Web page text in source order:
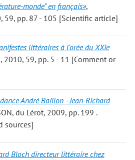
monde” en français»,
59, pp. 87 - 105 [Scientific article]
littéraires à l’orée du XXIe
2010, 59, pp. 5 - 11 [Comment or
André Baillon - Jean-Richard
du Lérot, 2009, pp. 199 .
sources]
Bloch directeur littéraire chez